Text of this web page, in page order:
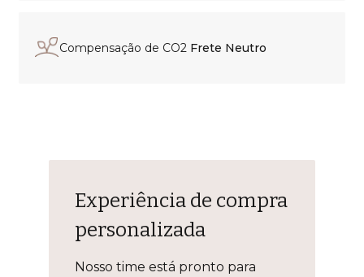
Compensação de CO2 Frete Neutro
Experiência de compra
personalizada
Nosso time está pronto para